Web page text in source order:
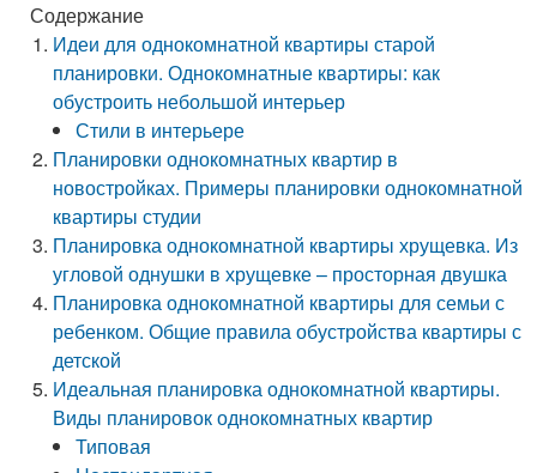
Содержание
Идеи для однокомнатной квартиры старой
планировки. Однокомнатные квартиры: как
обустроить небольшой интерьер
Стили в интерьере
Планировки однокомнатных квартир в
новостройках. Примеры планировки однокомнатной
квартиры студии
Планировка однокомнатной квартиры хрущевка. Из
угловой однушки в хрущевке – просторная двушка
Планировка однокомнатной квартиры для семьи с
ребенком. Общие правила обустройства квартиры с
детской
Идеальная планировка однокомнатной квартиры.
Виды планировок однокомнатных квартир
Типовая